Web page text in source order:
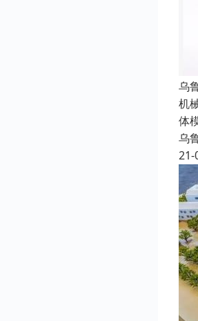
乌
机
体
乌
21-